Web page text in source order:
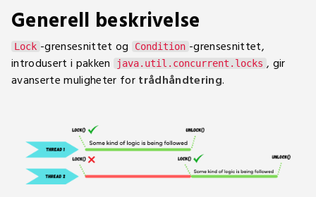
Generell beskrivelse
Lock -grensesnittet og Condition -grensesnittet,
introdusert i pakken
java.util.concurrent.locks , gir
avanserte muligheter fortrådhåndtering.